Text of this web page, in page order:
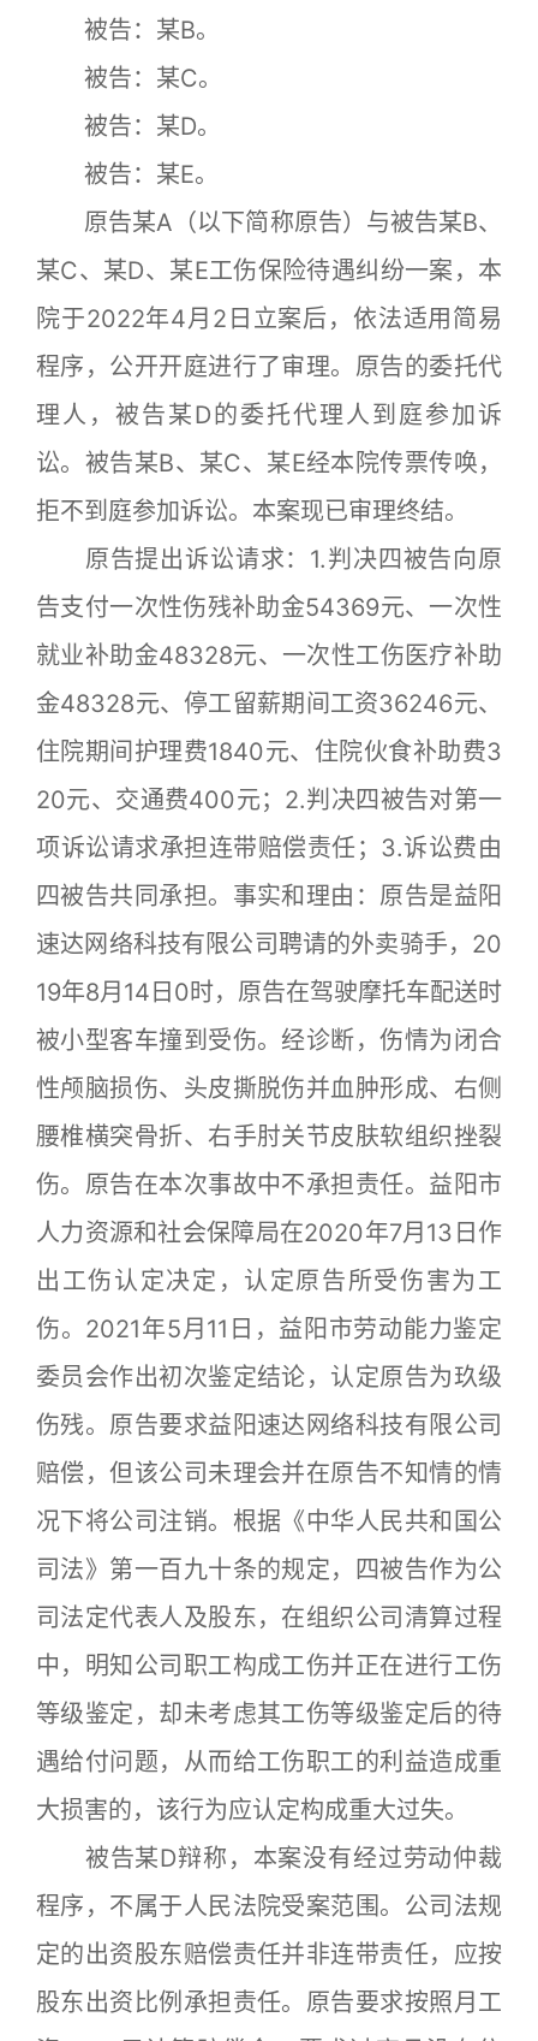
被告：某B。
被告：某C。
被告：某D。
被告：某E。
原告某A（以下简称原告）与被告某B、
某C、某D、某E工伤保险待遇纠纷一案，本
院于2022年4月2日立案后，依法适用简易
程序，公开开庭进行了审理。原告的委托代
理人，被告某D的委托代理人到庭参加诉
讼。被告某B、某C、某E经本院传票传唤，
拒不到庭参加诉讼。本案现已审理终结。
原告提出诉讼请求：1.判决四被告向原
告支付一次性伤残补助金54369元、一次性
就业补助金48328元、一次性工伤医疗补助
金48328元、停工留薪期间工资36246元、
住院期间护理费1840元、住院伙食补助费3
20元、交通费400元；2.判决四被告对第一
项诉讼请求承担连带赔偿责任；3.诉讼费由
四被告共同承担。事实和理由：原告是益阳
速达网络科技有限公司聘请的外卖骑手，20
19年8月14日0时，原告在驾驶摩托车配送时
被小型客车撞到受伤。经诊断，伤情为闭合
性颅脑损伤、头皮撕脱伤并血肿形成、右侧
腰椎横突骨折、右手肘关节皮肤软组织挫裂
伤。原告在本次事故中不承担责任。益阳市
人力资源和社会保障局在2020年7月13日作
出工伤认定决定，认定原告所受伤害为工
伤。2021年5月11日，益阳市劳动能力鉴定
委员会作出初次鉴定结论，认定原告为玖级
伤残。原告要求益阳速达网络科技有限公司
赔偿，但该公司未理会并在原告不知情的情
况下将公司注销。根据《中华人民共和国公
司法》第一百九十条的规定，四被告作为公
司法定代表人及股东，在组织公司清算过程
中，明知公司职工构成工伤并正在进行工伤
等级鉴定，却未考虑其工伤等级鉴定后的待
遇给付问题，从而给工伤职工的利益造成重
大损害的，该行为应认定构成重大过失。
被告某D辩称，本案没有经过劳动仲裁
程序，不属于人民法院受案范围。公司法规
定的出资股东赔偿责任并非连带责任，应按
股东出资比例承担责任。原告要求按照月工